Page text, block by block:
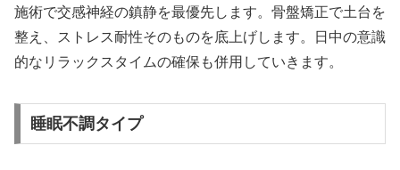
施術で交感神経の鎮静を最優先します。骨盤矯正で土台を
整え、ストレス耐性そのものを底上げします。日中の意識
的なリラックスタイムの確保も併用していきます。
睡眠不調タイプ